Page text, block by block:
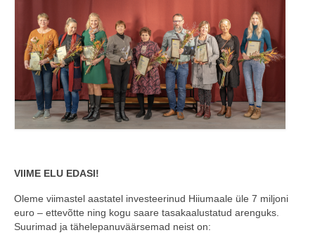
VIIME ELU EDASI!
Oleme viimastel aastatel investeerinud Hiiumaale üle 7 miljoni
euro – ettevõtte ning kogu saare tasakaalustatud arenguks.
Suurimad ja tähelepanuväärsemad neist on: